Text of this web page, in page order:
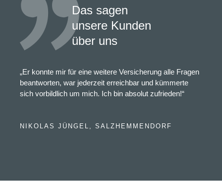
Das sagen
unsere Kunden
über uns
„Er konnte mir für eine weitere Versicherung alle Fragen
beantworten, war jederzeit erreichbar und kümmerte
sich vorbildlich um mich. Ich bin absolut zufrieden!“
NIKOLAS JÜNGEL, SALZHEMMENDORF